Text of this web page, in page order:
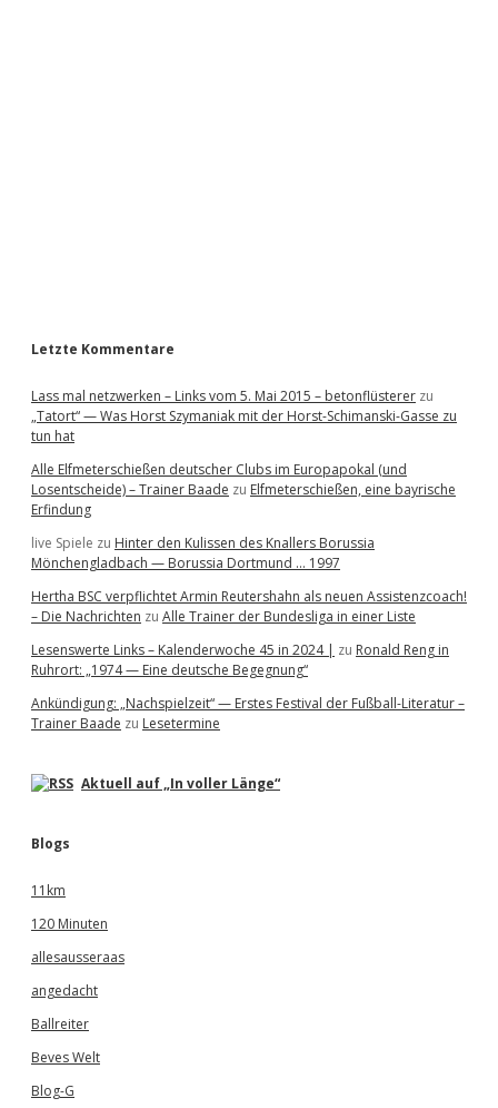
Letzte Kommentare
Lass mal netzwerken – Links vom 5. Mai 2015 – betonflüsterer zu
„Tatort“ — Was Horst Szymaniak mit der Horst-Schimanski-Gasse zu
tun hat
Alle Elfmeterschießen deutscher Clubs im Europapokal (und
Losentscheide) – Trainer Baade zu Elfmeterschießen, eine bayrische
Erfindung
live Spiele zu Hinter den Kulissen des Knallers Borussia
Mönchengladbach — Borussia Dortmund … 1997
Hertha BSC verpflichtet Armin Reutershahn als neuen Assistenzcoach!
– Die Nachrichten zu Alle Trainer der Bundesliga in einer Liste
Lesenswerte Links – Kalenderwoche 45 in 2024 | zu Ronald Reng in
Ruhrort: „1974 — Eine deutsche Begegnung“
Ankündigung: „Nachspielzeit“ — Erstes Festival der Fußball-Literatur –
Trainer Baade zu Lesetermine
Aktuell auf „In voller Länge“
Blogs
11km
120 Minuten
allesausseraas
angedacht
Ballreiter
Beves Welt
Blog-G